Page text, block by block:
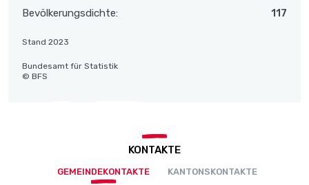
Bevölkerungsdichte:
117
Stand 2023
Bundesamt für Statistik
© BFS
KONTAKTE
GEMEINDEKONTAKTE KANTONSKONTAKTE